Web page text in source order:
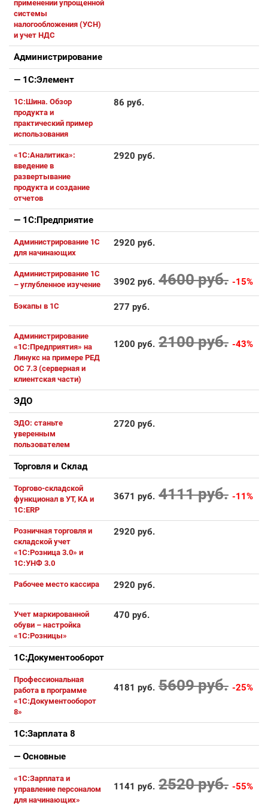
применении упрощенной
системы
налогообложения (УСН)
и учет НДС
Администрирование
— 1С:Элемент
1С:Шина. Обзор
продукта и
практический пример
использования
86 руб.
«1С:Аналитика»:
введение в
развертывание
продукта и создание
отчетов
2920 руб.
— 1С:Предприятие
Администрирование 1С
для начинающих
2920 руб.
Администрирование 1С
– углубленное изучение
3902 руб. 4600 руб. -15%
Бэкапы в 1С 277 руб.
Администрирование
«1С:Предприятия» на
Линукс на примере РЕД
ОС 7.3 (серверная и
клиентская части)
1200 руб. 2100 руб. -43%
ЭДО
ЭДО: станьте
уверенным
пользователем
2720 руб.
Торговля и Склад
Торгово-складской
функционал в УТ, КА и
1С:ERP
3671 руб. 4111 руб. -11%
Розничная торговля и
складской учет
«1С:Розница 3.0» и
1С:УНФ 3.0
2920 руб.
Рабочее место кассира 2920 руб.
Учет маркированной
обуви – настройка
«1С:Розницы»
470 руб.
1С:Документооборот
Профессиональная
работа в программе
«1С:Документооборот
8»
4181 руб. 5609 руб. -25%
1С:Зарплата 8
— Основные
«1С:Зарплата и
управление персоналом
для начинающих»
1141 руб. 2520 руб. -55%